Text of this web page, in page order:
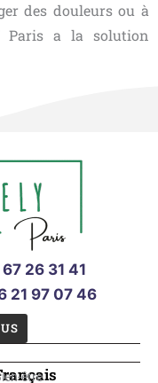
des douleurs ou à
Paris a la solution
26 31 41
21 97 07 46
être